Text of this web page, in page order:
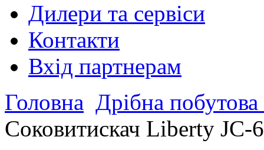
Дилери та сервіси
Контакти
Вхід партнерам
Головна Дрібна побутова
Соковитискач Liberty JC-